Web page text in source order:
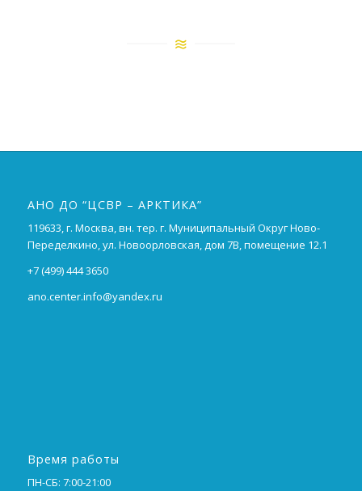
АНО ДО “ЦСВР – АРКТИКА”
119633, г. Москва, вн. тер. г. Муниципальный Округ Ново-
Переделкино, ул. Новоорловская, дом 7В, помещение 12.1
+7 (499) 444 3650
ano.center.info@yandex.ru
Время работы
ПН-СБ: 7:00-21:00